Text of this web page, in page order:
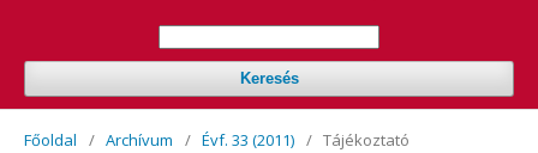
Keresés
Főoldal / Archívum / Évf. 33 (2011) / Tájékoztató